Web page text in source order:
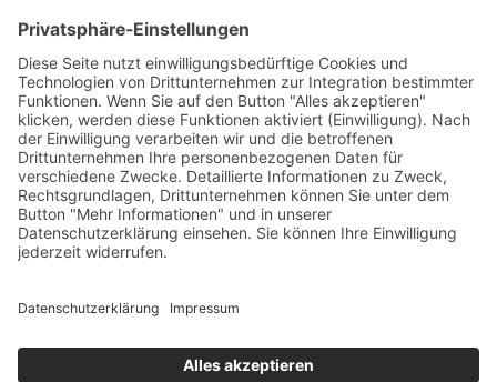
Kontakt
Anfahrt
Datenschutzerklärung
Impressum
ANMELDUNG ZUM
NEWSLETTER